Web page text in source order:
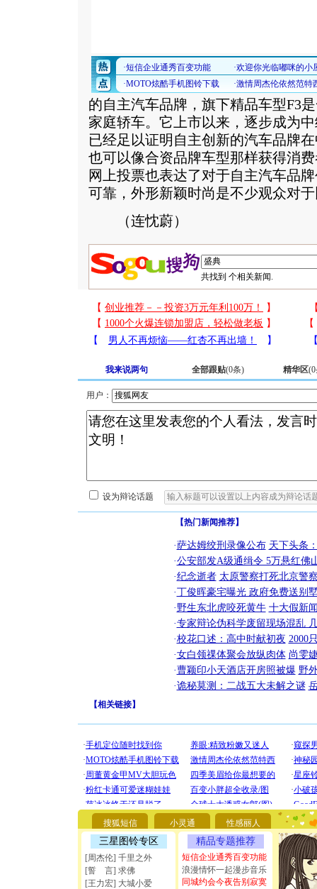
的自主汽车品牌，旗下精品车型F3
家庭轿车。它上市以来，逐步成为
已经足以证明自主创新的汽车品牌
也可以像合资品牌车型那样获得消
网上投票也表达了对于自主汽车品
可靠，外形新颖时尚是不少观众对
（连忱蔚）
共找到 个相关新闻.
我来说两句 全部跟贴(0条) 精华区(0
用户：
设为辩论话题
【热门新闻推荐】
·萨达姆绞刑录像公布 天下头条
·公安部发A级通缉令 5万悬红佛
·纪念逝者 太原警察打死北京警
·丁俊晖豪宅曝光 政府免费送别
·野生东北虎咬死黄牛 十大假新
·专家辩论伪科学废留现场混乱
·校花口述：高中时献初夜 2000
·女白领祼体聚会放纵肉体 尚雯
·曹颖印小天酒店开房照被爆 野
·诡秘莫测：二战五大未解之谜
【相关链接】
搜狐短信 小灵通 性感丽人
三星图铃专区
[周杰伦] 千里之外
[誓 言] 求佛
[王力宏] 大城小爱
精品专题推荐
短信企业通秀百变功能
浪漫情怀一起漫步音乐
同城约会今夜告别寂寞
[圣诞节]
[圣诞节]
能正大
天都要快
[圣诞节]
如意,快
[元旦]看
断电。
你是我专
[元旦]如
起；二是
离。水晶
[元旦]当
泣，这痛
卖了。水